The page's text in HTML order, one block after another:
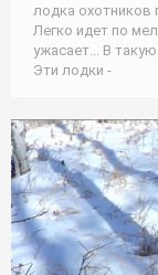
лодка
Легко идет по
ужасает... В
Эти лодки -